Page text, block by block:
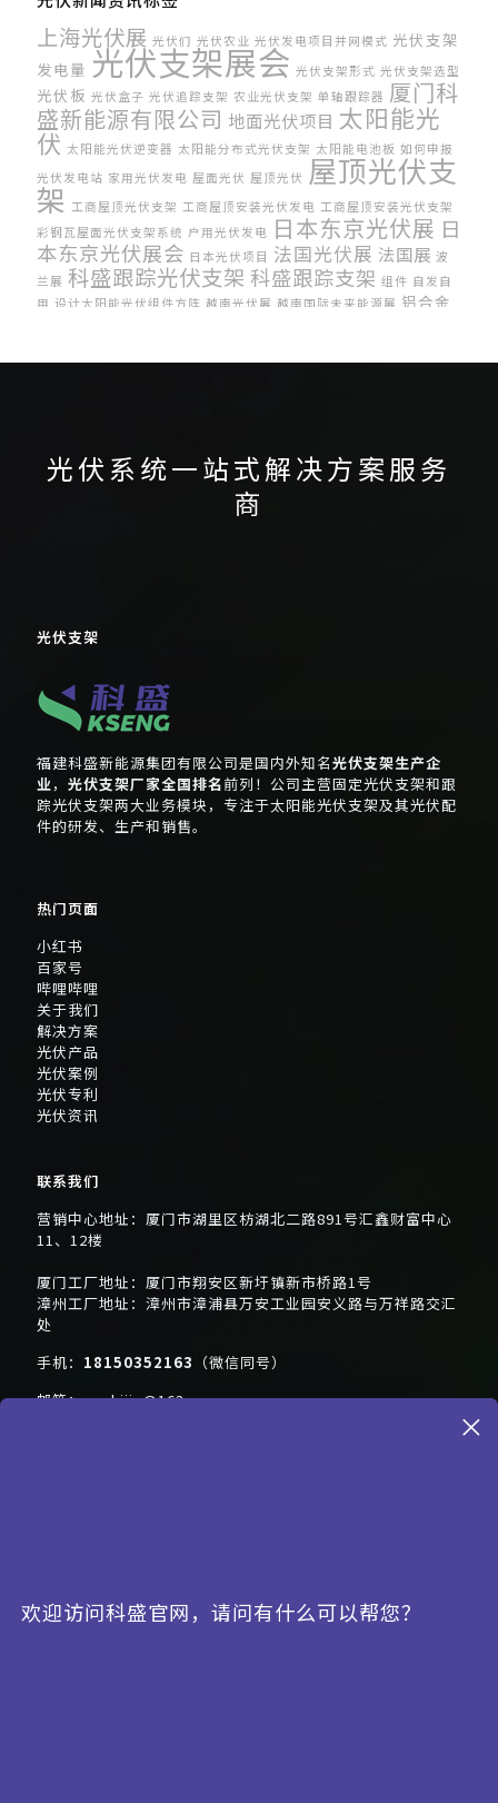
上海光伏展 光伏们 光伏农业 光伏发电项目并网模式 光伏支架
发电量 光伏支架展会 光伏支架形式 光伏支架选型
光伏板 光伏盒子 光伏追踪支架 农业光伏支架 单轴跟踪器 厦门科
盛新能源有限公司 地面光伏项目 太阳能光
伏 太阳能光伏逆变器 太阳能分布式光伏支架 太阳能电池板 如何申报
光伏发电站 家用光伏发电 屋面光伏 屋顶光伏 屋顶光伏支
架 工商屋顶光伏支架 工商屋顶安装光伏发电 工商屋顶安装光伏支架
彩钢瓦屋面光伏支架系统 户用光伏发电 日本东京光伏展 日
本东京光伏展会 日本光伏项目 法国光伏展 法国展 波
兰展 科盛跟踪光伏支架 科盛跟踪支架 组件 自发自
用 设计太阳能光伏组件方阵 越南光伏展 越南国际未来能源展 铝合金
光伏系统一站式解决方案服务
商
光伏支架
福建科盛新能源集团有限公司是国内外知名光伏支架生产企
业， 光伏支架厂家全国排名前列！公司主营固定光伏支架和跟
踪光伏支架两大业务模块，专注于太阳能光伏支架及其光伏配
件的研发、生产和销售。
热门页面
小红书
百家号
哔哩哔哩
关于我们
解决方案
光伏产品
光伏案例
光伏专利
光伏资讯
联系我们
营销中心地址：厦门市湖里区枋湖北二路891号汇鑫财富中心
11、12楼
厦门工厂地址：厦门市翔安区新圩镇新市桥路1号
漳州工厂地址：漳州市漳浦县万安工业园安义路与万祥路交汇
处
手机： 18150352163 （微信同号）
邮箱：pvzhijia@163.com
×
欢迎访问科盛官网，请问有什么可以帮您？